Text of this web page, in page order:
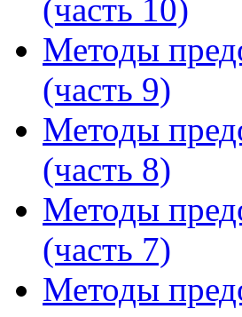
(часть 10)
Методы
(часть 9)
Методы
(часть 8)
Методы
(часть 7)
Методы